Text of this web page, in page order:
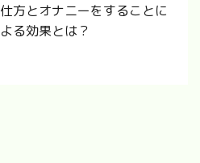
仕方とオナニーをすることに
よる効果とは？